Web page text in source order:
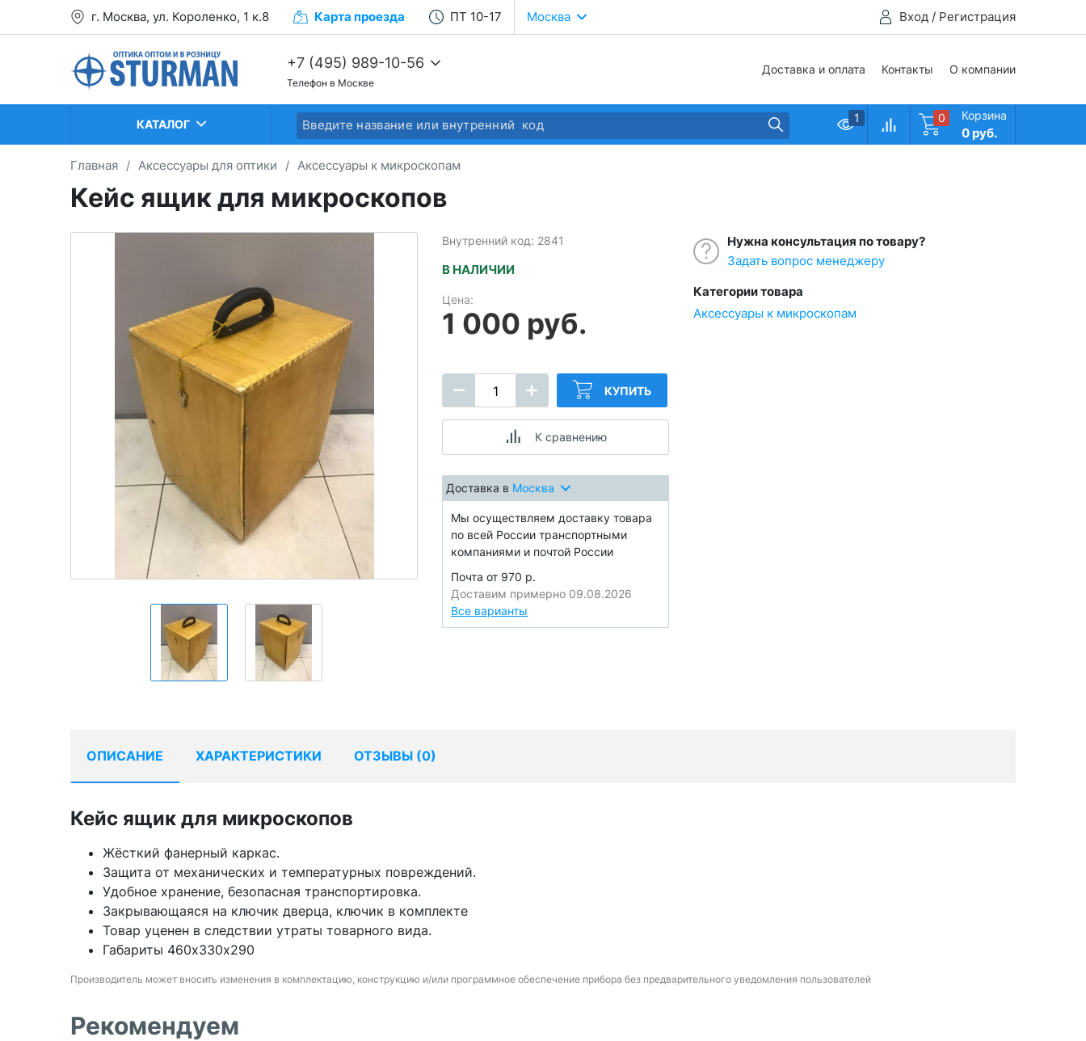
Вход / Регистрация
г. Москва, ул. Короленко, 1 к.8 Карта проезда ПТ 10-17 Москва
Доставка и оплата Контакты О компании
+7 (495) 989-10-56
+7 (499) 268-22-37
+7 (499) 268-04-14
Телефон в Москве
1 0 Корзина
0 руб.
КАТАЛОГ
Главная / Аксессуары для оптики / Аксессуары к микроскопам
Кейс ящик для микроскопов
Внутренний код: 2841
В НАЛИЧИИ
Цена:
1 000 руб.
КУПИТЬ
К сравнению
Доставка в Москва
Мы осуществляем доставку товара
по всей России транспортными
компаниями и почтой России
Почта от 970 р.
Доставим примерно 09.08.2026
Все варианты
Нужна консультация по товару?
Задать вопрос менеджеру
Категории товара
Аксессуары к микроскопам
ОПИСАНИЕ ХАРАКТЕРИСТИКИ ОТЗЫВЫ (0)
Кейс ящик для микроскопов
Жёсткий фанерный каркас.
Защита от механических и температурных повреждений.
Удобное хранение, безопасная транспортировка.
Закрывающаяся на ключик дверца, ключик в комплекте
Товар уценен в следствии утраты товарного вида.
Габариты 460х330х290
Производитель может вносить изменения в комплектацию, конструкцию и/или программное обеспечение прибора без предварительного уведомления пользователей
Рекомендуем